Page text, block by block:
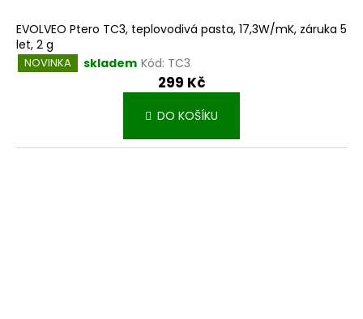
EVOLVEO Ptero TC3, teplovodivá pasta, 17,3W/mK, záruka 5
let, 2 g
NOVINKA skladem Kód: TC3
299 Kč
DO KOŠÍKU